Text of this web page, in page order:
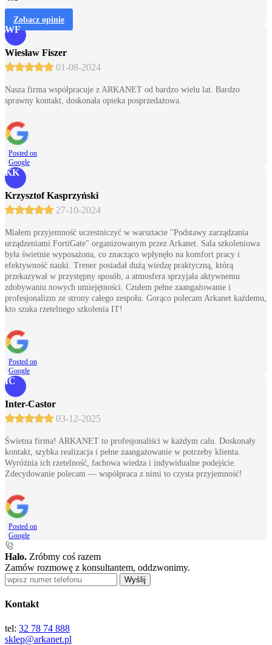
Zobacz opinie
WF
Wiesław Fiszer
01-08-2024
Nasza firma współpracuje z ARKANET od bardzo wielu lat. Bardzo
sprawny kontakt, doskonała opieka posprzedażowa.
Posted on
Google
KK
Krzysztof Kasprzyński
27-10-2024
Miałem przyjemność uczestniczyć w warsztacie "Podstawy zarządzania
urządzeniami FortiGate" organizowanym przez Arkanet. Sala szkoleniowa
była świetnie wyposażona, co znacząco wpłynęło na komfort pracy i
efektywność nauki. Trener posiadał dużą wiedzę praktyczną, którą
przekazywał w przystępny sposób, a atmosfera sprzyjała aktywnemu
zdobywaniu nowych umiejętności. Czułem pełne zaangażowanie i
profesjonalizm ze strony całego zespołu. Gorąco polecam Arkanet każdemu,
kto szuka rzetelnego szkolenia IT!
Posted on
Google
IC
Inter-Castor
03-12-2025
Świetna firma! ARKANET to profesjonaliści w każdym calu. Doskonały
kontakt, szybka realizacja i pełne zaangażowanie w potrzeby klienta.
Wyróżnia ich rzetelność, fachowa wiedza i indywidualne podejście.
Zdecydowanie polecam — współpraca z nimi to czysta przyjemność!
Posted on
Google
Halo. Zróbmy coś razem
Zamów rozmowę z konsultantem, oddzwonimy.
Wyślij
Kontakt
tel: 32 78 74 888
sklep@arkanet.pl